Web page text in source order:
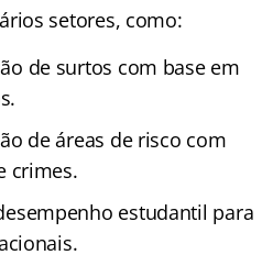
setores, como:
de surtos com base em
de áreas de risco com
crimes.
estudantil para